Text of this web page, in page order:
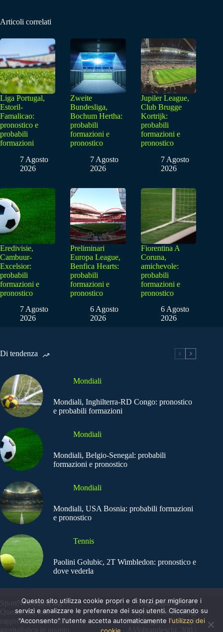
Articoli correlati
Liga Portugal,
Estoril-
Famalicao:
pronostico e
probabili
formazioni
7 Agosto
2026
Zweite
Bundesliga,
Bochum Hertha:
probabili
formazioni e
pronostico
7 Agosto
2026
Jupiler League,
Club Brugge
Kortrijk:
probabili
formazioni e
pronostico
7 Agosto
2026
Eredivisie,
Cambuur-
Excelsior:
probabili
formazioni e
pronostico
7 Agosto
2026
Preliminari
Europa League,
Benfica Hearts:
probabili
formazioni e
pronostico
6 Agosto
2026
Fiorentina A
Coruna,
amichevole:
probabili
formazioni e
pronostico
6 Agosto
2026
Di tendenza
Mondiali
Mondiali, Inghilterra-RD Congo: pronostico
e probabili formazioni
Mondiali
Mondiali, Belgio-Senegal: probabili
formazioni e pronostico
Mondiali
Mondiali, USA Bosnia: probabili formazioni
e pronostico
Tennis
Paolini Golubic, 2T Wimbledon: pronostico e
dove vederla
SportNews.BetFlag -
Questo sito non
rappresenta una testata
giornalistica in quanto
Copyright © 2025
SportNews BetFlag
Sede Legale: Via degli
Aldobrandeschi, 300 |
Questo sito utilizza cookie propri e di terzi per migliorare i
servizi e analizzare le preferenze dei suoi utenti. Cliccando su
"Acconsento" l'utente accetta automaticamente l'utilizzo dei